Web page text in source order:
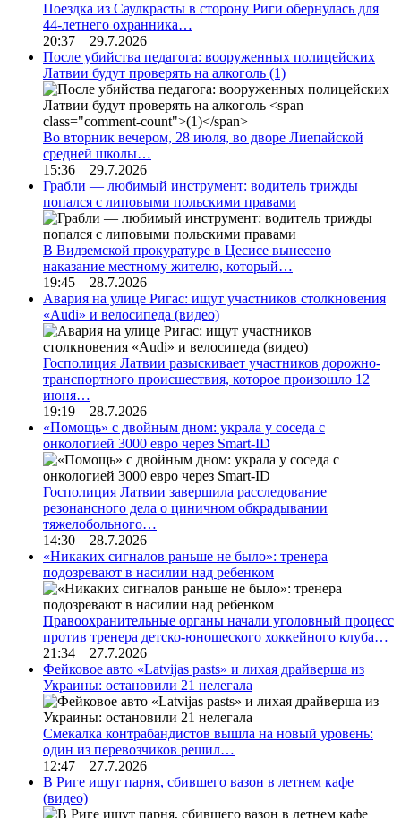
Поездка из Саулкрасты в сторону Риги обернулась для
44-летнего охранника…
20:37 29.7.2026
После убийства педагога: вооруженных полицейских
Латвии будут проверять на алкоголь (1)
Во вторник вечером, 28 июля, во дворе Лиепайской
средней школы…
15:36 29.7.2026
Грабли — любимый инструмент: водитель трижды
попался с липовыми польскими правами
В Видземской прокуратуре в Цесисе вынесено
наказание местному жителю, который…
19:45 28.7.2026
Авария на улице Ригас: ищут участников столкновения
«Audi» и велосипеда (видео)
Госполиция Латвии разыскивает участников дорожно-
транспортного происшествия, которое произошло 12
июня…
19:19 28.7.2026
«Помощь» с двойным дном: украла у соседа с
онкологией 3000 евро через Smart-ID
Госполиция Латвии завершила расследование
резонансного дела о циничном обкрадывании
тяжелобольного…
14:30 28.7.2026
«Никаких сигналов раньше не было»: тренера
подозревают в насилии над ребенком
Правоохранительные органы начали уголовный процесс
против тренера детско-юношеского хоккейного клуба…
21:34 27.7.2026
Фейковое авто «Latvijas pasts» и лихая драйверша из
Украины: остановили 21 нелегала
Смекалка контрабандистов вышла на новый уровень:
один из перевозчиков решил…
12:47 27.7.2026
В Риге ищут парня, сбившего вазон в летнем кафе
(видео)